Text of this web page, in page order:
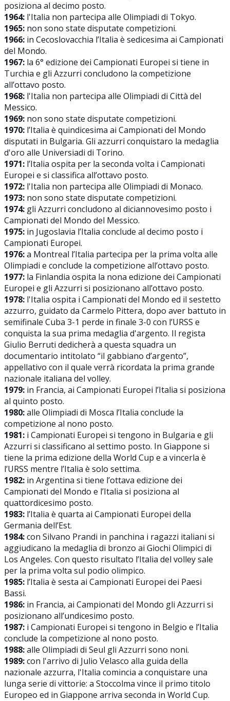
posiziona al decimo posto.
1964: l'Italia non partecipa alle Olimpiadi di Tokyo.
1965: non sono state disputate competizioni.
1966: in Cecoslovacchia l’Italia è sedicesima ai Campionati
del Mondo.
1967: la 6° edizione dei Campionati Europei si tiene in
Turchia e gli Azzurri concludono la competizione
all’ottavo posto.
1968: l'Italia non partecipa alle Olimpiadi di Città del
Messico.
1969: non sono state disputate competizioni.
1970: l’Italia è quindicesima ai Campionati del Mondo
disputati in Bulgaria. Gli azzurri conquistaro la medaglia
d'oro alle Universiadi di Torino.
1971: l’Italia ospita per la seconda volta i Campionati
Europei e si classifica all’ottavo posto.
1972: l'Italia non partecipa alle Olimpiadi di Monaco.
1973: non sono state disputate competizioni.
1974: gli Azzurri concludono al diciannovesimo posto i
Campionati del Mondo del Messico.
1975: in Jugoslavia l’Italia conclude al decimo posto i
Campionati Europei.
1976:a Montreal l’Italia partecipa per la prima volta alle
Olimpiadi e conclude la competizione all’ottavo posto.
1977: la Finlandia ospita la nona edizione dei Campionati
Europei e gli Azzurri si posizionano all’ottavo posto.
1978: l'Italia ospita i Campionati del Mondo ed il sestetto
azzurro, guidato da Carmelo Pittera, dopo aver battuto in
semifinale Cuba 3-1 perde in finale 3-0 con l’URSS e
conquista la sua prima medaglia d'argento. Il regista
Giulio Berruti dedicherà a questa squadra un
documentario intitolato “il gabbiano d’argento”,
appellativo con il quale verrà ricordata la prima grande
nazionale italiana del volley.
1979: in Francia, ai Campionati Europei l’Italia si posiziona
al quinto posto.
1980:alle Olimpiadi di Mosca l’Italia conclude la
competizione al nono posto.
1981: i Campionati Europei si tengono in Bulgaria e gli
Azzurri si classificano al settimo posto. In Giappone si
tiene la prima edizione della World Cup e a vincerla è
l’URSS mentre l’Italia è solo settima.
1982: in Argentina si tiene l’ottava edizione dei
Campionati del Mondo e l’Italia si posiziona al
quattordicesimo posto.
1983: l’Italia è quarta ai Campionati Europei della
Germania dell’Est.
1984:con Silvano Prandi in panchina i ragazzi italiani si
aggiudicano la medaglia di bronzo ai Giochi Olimpici di
Los Angeles. Con questo risultato l’Italia del volley sale
per la prima volta sul podio olimpico.
1985: l’Italia è sesta ai Campionati Europei dei Paesi
Bassi.
1986: in Francia, ai Campionati del Mondo gli Azzurri si
posizionano all’undicesimo posto.
1987: i Campionati Europei si tengono in Belgio e l’Italia
conclude la competizione al nono posto.
1988:alle Olimpiadi di Seul gli Azzurri sono noni.
1989:con l'arrivo di Julio Velasco alla guida della
nazionale azzurra, l'Italia comincia a conquistare una
lunga serie di vittorie: a Stoccolma vince il primo titolo
Europeo ed in Giappone arriva seconda in World Cup.